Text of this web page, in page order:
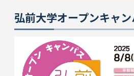
弘前大学オープンキャ